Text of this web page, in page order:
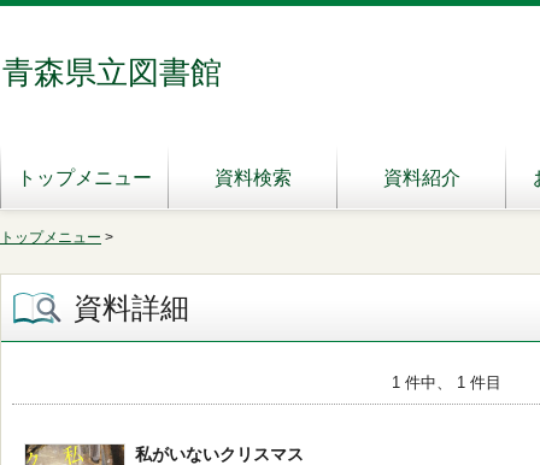
青森県立図書館
トップメニュー 資料検索 資料紹介
トップメニュー >
資料詳細
1 件中、 1 件目
私がいないクリスマス